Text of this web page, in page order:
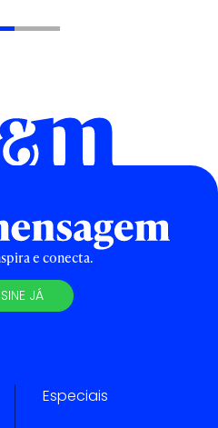
e conecta.
JÁ
Especiais